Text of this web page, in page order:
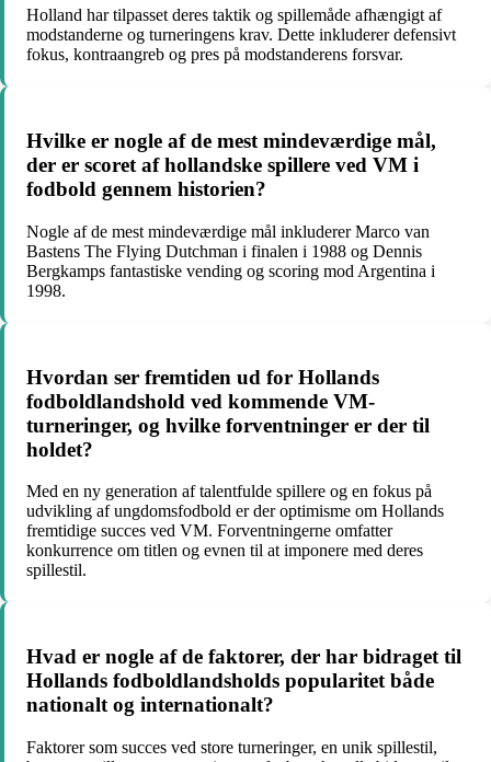
Holland har tilpasset deres taktik og spillemåde afhængigt af
modstanderne og turneringens krav. Dette inkluderer defensivt
fokus, kontraangreb og pres på modstanderens forsvar.
Hvilke er nogle af de mest mindeværdige mål,
der er scoret af hollandske spillere ved VM i
fodbold gennem historien?
Nogle af de mest mindeværdige mål inkluderer Marco van
Bastens The Flying Dutchman i finalen i 1988 og Dennis
Bergkamps fantastiske vending og scoring mod Argentina i
1998.
Hvordan ser fremtiden ud for Hollands
fodboldlandshold ved kommende VM-
turneringer, og hvilke forventninger er der til
holdet?
Med en ny generation af talentfulde spillere og en fokus på
udvikling af ungdomsfodbold er der optimisme om Hollands
fremtidige succes ved VM. Forventningerne omfatter
konkurrence om titlen og evnen til at imponere med deres
spillestil.
Hvad er nogle af de faktorer, der har bidraget til
Hollands fodboldlandsholds popularitet både
nationalt og internationalt?
Faktorer som succes ved store turneringer, en unik spillestil,